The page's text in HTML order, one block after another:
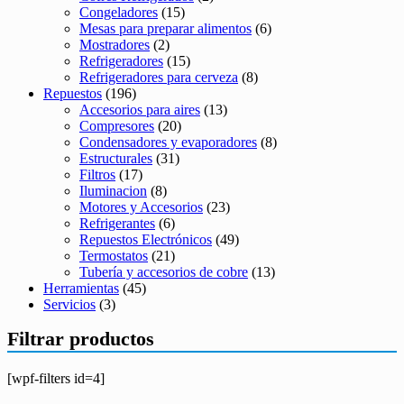
Congeladores (15)
Mesas para preparar alimentos (6)
Mostradores (2)
Refrigeradores (15)
Refrigeradores para cerveza (8)
Repuestos (196)
Accesorios para aires (13)
Compresores (20)
Condensadores y evaporadores (8)
Estructurales (31)
Filtros (17)
Iluminacion (8)
Motores y Accesorios (23)
Refrigerantes (6)
Repuestos Electrónicos (49)
Termostatos (21)
Tubería y accesorios de cobre (13)
Herramientas (45)
Servicios (3)
Filtrar productos
[wpf-filters id=4]